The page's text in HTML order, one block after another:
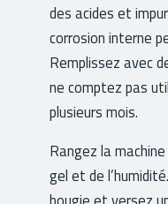
des acides et
corrosion interne
Remplissez avec
ne comptez pas
plusieurs mois.
Rangez la
gel et de